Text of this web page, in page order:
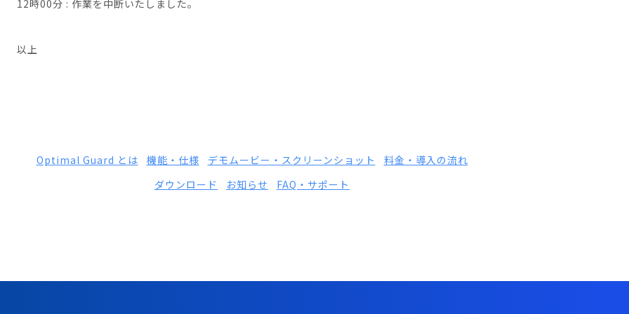
12時00分 : 作業を中断いたしました。
以上
Optimal Guard とは 機能・仕様 デモムービー・スクリーンショット
料金・導入の流れ
ダウンロード
お知らせ FAQ・サポート